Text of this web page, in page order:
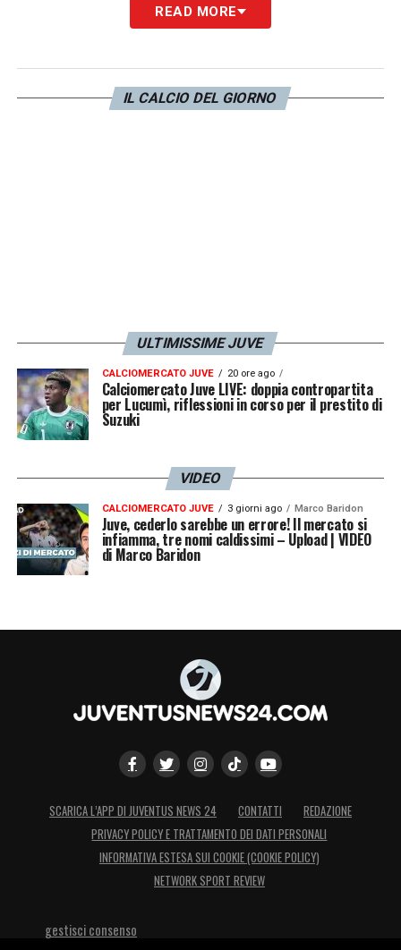
su Twitter:«C’era una volta la
po’ chi sono le squadre italiane impegnate in
⁦ Champions League. Malafede o
READ MORE
IL CALCIO DEL GIORNO
ULTIMISSIME JUVE
CALCIOMERCATO JUVE 20 ore ago
Calciomercato Juve LIVE: doppia contropartita
per Lucumì, riflessioni in corso per il prestito di
Suzuki
VIDEO
CALCIOMERCATO JUVE 3 giorni ago Marco Baridon
Juve, cederlo sarebbe un errore! Il mercato si
infiamma, tre nomi caldissimi – Upload | VIDEO
di Marco Baridon
SCARICA L’APP DI JUVENTUS NEWS 24 CONTATTI
REDAZIONE
PRIVACY POLICY E TRATTAMENTO DEI DATI PERSONALI
INFORMATIVA ESTESA SUI COOKIE (COOKIE POLICY)
NETWORK SPORT REVIEW
gestisci consenso